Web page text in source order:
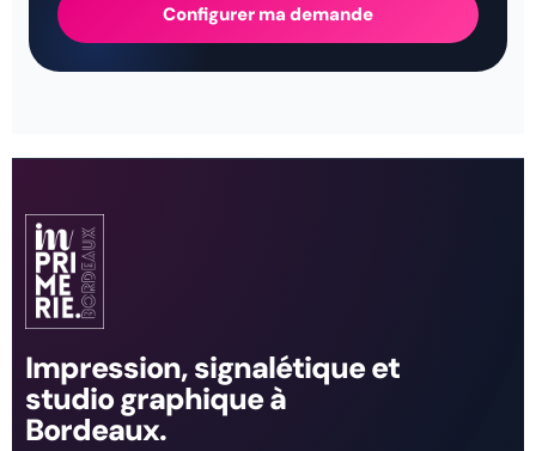
Configurer ma demande
Impression, signalétique et
studio graphique à
Bordeaux.